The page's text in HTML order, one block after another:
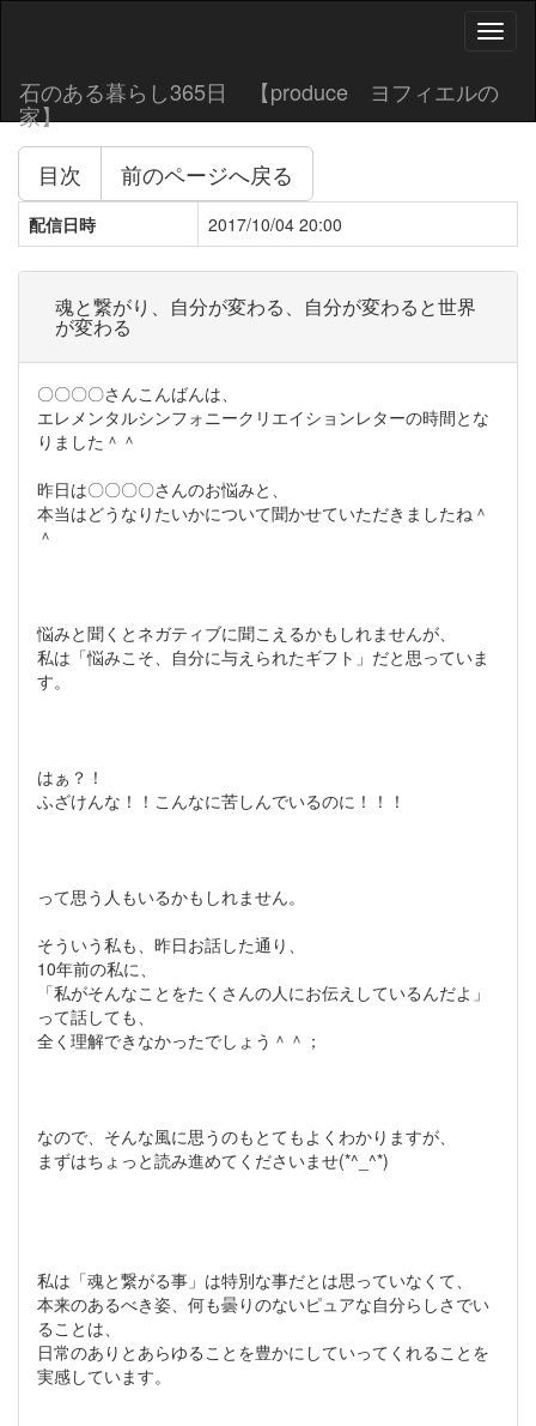
石のある暮らし365日 【produce ヨフィエルの
家】
目次
前のページへ戻る
配信日時 2017/10/04 20:00
魂と繋がり、自分が変わる、自分が変わると世界
が変わる
〇〇〇〇さんこんばんは、
エレメンタルシンフォニークリエイションレターの時間とな
りました＾＾
昨日は〇〇〇〇さんのお悩みと、
本当はどうなりたいかについて聞かせていただきましたね＾
＾
悩みと聞くとネガティブに聞こえるかもしれませんが、
私は「悩みこそ、自分に与えられたギフト」だと思っていま
す。
はぁ？！
ふざけんな！！こんなに苦しんでいるのに！！！
って思う人もいるかもしれません。
そういう私も、昨日お話した通り、
10年前の私に、
「私がそんなことをたくさんの人にお伝えしているんだよ」
って話しても、
全く理解できなかったでしょう＾＾；
なので、そんな風に思うのもとてもよくわかりますが、
まずはちょっと読み進めてくださいませ(*^_^*)
私は「魂と繋がる事」は特別な事だとは思っていなくて、
本来のあるべき姿、何も曇りのないピュアな自分らしさでい
ることは、
日常のありとあらゆることを豊かにしていってくれることを
実感しています。